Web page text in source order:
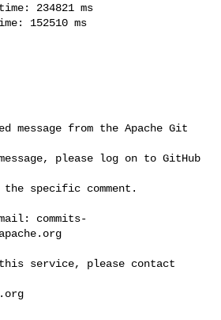
message from the Apache Git
please log on to GitHub
the specific comment.
commits-
service, please contact